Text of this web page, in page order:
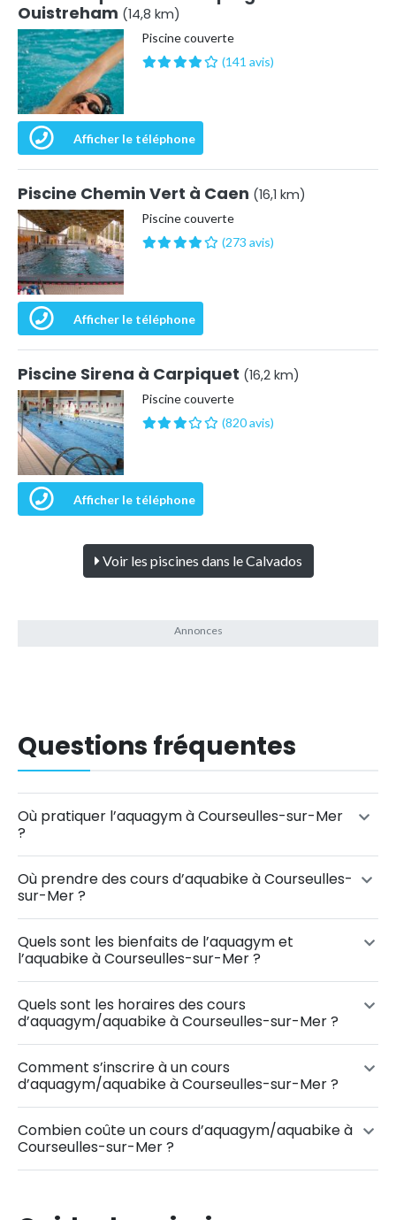
Ouistreham (14,8 km)
Piscine couverte
(141 avis)
Afficher le téléphone
Piscine Chemin Vert à Caen (16,1 km)
Piscine couverte
(273 avis)
Afficher le téléphone
Piscine Sirena à Carpiquet (16,2 km)
Piscine couverte
(820 avis)
Afficher le téléphone
Voir les piscines dans le Calvados
Questions fréquentes
Où pratiquer l’aquagym à Courseulles-sur-Mer
?
Où prendre des cours d’aquabike à Courseulles-
sur-Mer ?
Quels sont les bienfaits de l’aquagym et
l’aquabike à Courseulles-sur-Mer ?
Quels sont les horaires des cours
d’aquagym/aquabike à Courseulles-sur-Mer ?
Comment s’inscrire à un cours
d’aquagym/aquabike à Courseulles-sur-Mer ?
Combien coûte un cours d’aquagym/aquabike à
Courseulles-sur-Mer ?